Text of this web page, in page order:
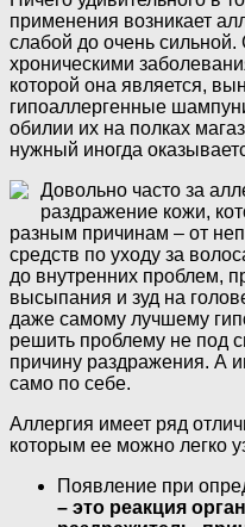
применения возникает
слабой до очень
хроническими
которой она является,
гипоаллергенные
обилии их на полках
нужный иногда
Довольно часто за
раздражение кожи,
разным причинам – от
средств по уходу за
до внутренних проблем,
высыпания и зуд на
даже самому лучшему
решить проблему не под
причину раздражения. А
само по себе.
Аллергия имеет ряд
которым ее можно легко
Появление при
– это реакция